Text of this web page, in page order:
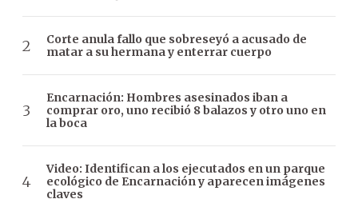
Corte anula fallo que sobreseyó a acusado de
matar a su hermana y enterrar cuerpo
Encarnación: Hombres asesinados iban a
comprar oro, uno recibió 8 balazos y otro uno en
la boca
Video: Identifican a los ejecutados en un parque
ecológico de Encarnación y aparecen imágenes
claves